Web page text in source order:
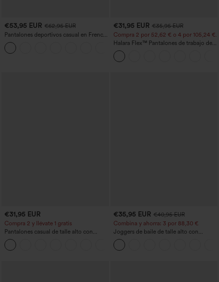
€53,95 EUR €62,95 EUR
Pantalones deportivos casual en French
terry con estampado denim, tiro medio,
estilo jeans y bolsillos
€31,95 EUR €35,95 EUR
Compra 2 por 52,62 € o 4 por 105,24 €.
Halara Flex™ Pantalones de trabajo de
talle alto, moldeadores del cuerpo, que
estilizan la cintura, con bolsillos, de
pierna ancha en micro‑waffle
€31,95 EUR
Compra 2 y llévate 1 gratis
Pantalones casual de talle alto con
cordón, pernera ancha, en mezcla de
lino y con bolsillos
€35,95 EUR €40,95 EUR
Combina y ahorra: 3 por 88,30 €
Joggers de baile de talle alto con
cordón, fruncidos, corte cónico, secado
rápido, tacto fresco y bolsillos - UPF40+